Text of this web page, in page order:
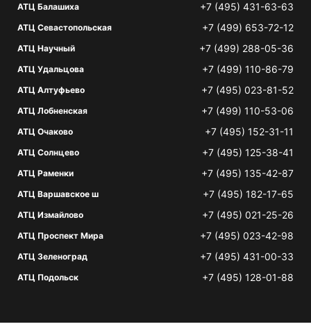
АТЦ Балашиха +7 (495) 431-63-63
АТЦ Севастопольская +7 (499) 653-72-12
АТЦ Научный +7 (499) 288-05-36
АТЦ Удальцова +7 (499) 110-86-79
АТЦ Алтуфьево +7 (495) 023-81-52
АТЦ Лобненская +7 (499) 110-53-06
АТЦ Очаково +7 (495) 152-31-11
АТЦ Солнцево +7 (495) 125-38-41
АТЦ Раменки +7 (495) 135-42-87
АТЦ Варшавское ш +7 (495) 182-17-65
АТЦ Измайлово +7 (495) 021-25-26
АТЦ Проспект Мира +7 (495) 023-42-98
АТЦ Зеленоград +7 (495) 431-00-33
АТЦ Подольск +7 (495) 128-01-88